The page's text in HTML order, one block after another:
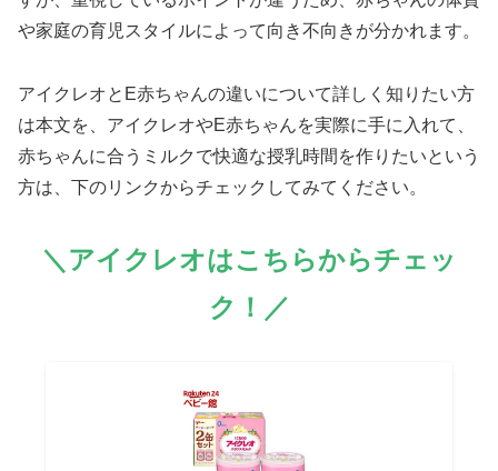
や家庭の育児スタイルによって向き不向きが分かれます。
アイクレオとE赤ちゃんの違いについて詳しく知りたい方
は本文を、アイクレオやE赤ちゃんを実際に手に入れて、
赤ちゃんに合うミルクで快適な授乳時間を作りたいという
方は、下のリンクからチェックしてみてください。
＼アイクレオはこちらからチェッ
ク！／